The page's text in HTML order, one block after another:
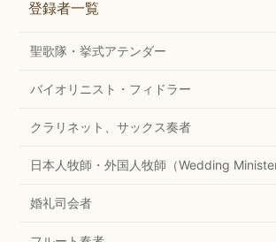
登録者一覧
聖歌隊・挙式アテンダー
バイオリニスト・フィドラー
クラリネット、サックス奏者
日本人牧師・外国人牧師（Wedding
婚礼司会者